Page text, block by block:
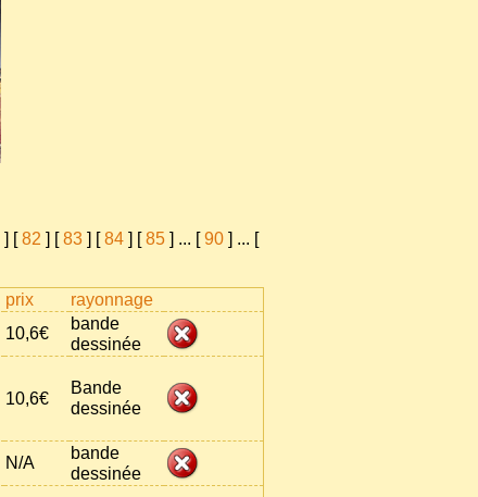
] [82 ] [83 ] [84 ] [85 ] ... [90 ] ... [
prix
rayonnage
10,6€
bande
dessinée
10,6€
Bande
dessinée
N/A
bande
dessinée